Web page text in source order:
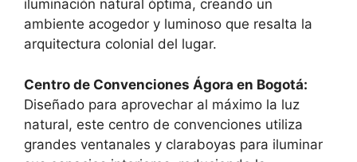
iluminación natural óptima, creando un
ambiente acogedor y luminoso que resalta la
arquitectura colonial del lugar.
Centro de Convenciones Ágora en Bogotá:
Diseñado para aprovechar al máximo la luz
natural, este centro de convenciones utiliza
grandes ventanales y claraboyas para iluminar